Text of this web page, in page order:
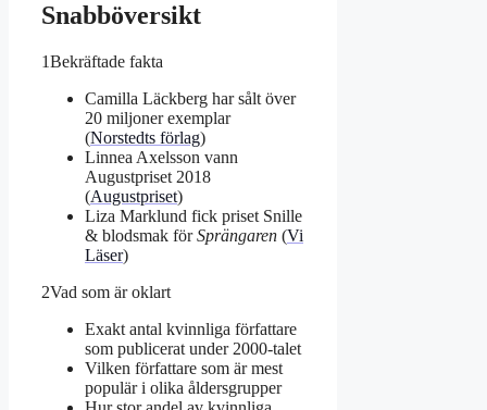
Snabböversikt
1Bekräftade fakta
Camilla Läckberg har sålt över
20 miljoner exemplar
(Norstedts förlag)
Linnea Axelsson vann
Augustpriset 2018
(Augustpriset)
Liza Marklund fick priset Snille
& blodsmak förSprängaren (Vi
Läser)
2Vad som är oklart
Exakt antal kvinnliga författare
som publicerat under 2000-talet
Vilken författare som är mest
populär i olika åldersgrupper